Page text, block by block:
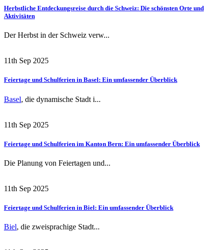
Herbstliche Entdeckungsreise durch die Schweiz: Die schönsten Orte und
Aktivitäten
Der Herbst in der Schweiz verw...
11th Sep 2025
Feiertage und Schulferien in Basel: Ein umfassender Überblick
Basel, die dynamische Stadt i...
11th Sep 2025
Feiertage und Schulferien im Kanton Bern: Ein umfassender Überblick
Die Planung von Feiertagen und...
11th Sep 2025
Feiertage und Schulferien in Biel: Ein umfassender Überblick
Biel, die zweisprachige Stadt...